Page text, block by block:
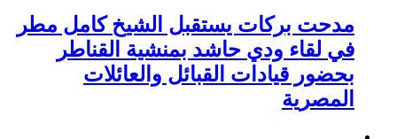
مدحت بركات يستقبل الشيخ كامل مطر
في لقاء ودي حاشد بمنشية القناطر
بحضور قيادات القبائل والعائلات
المصرية